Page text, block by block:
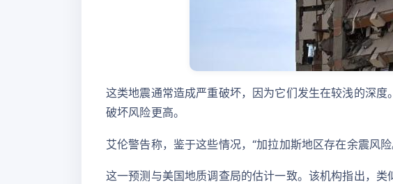
这类地震通常造成严重破坏，因为它们发生在较浅的深
破坏风险更高。
艾伦警告称，鉴于这些情况，“加拉加斯地区存在余震风
这一预测与美国地质调查局的估计一致。该机构指出，